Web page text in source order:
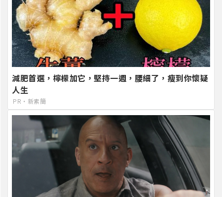
減肥首選，檸檬加它，堅持一週，腰細了，瘦到你懷疑
人生
PR・新素簡